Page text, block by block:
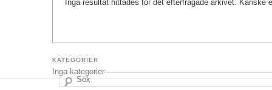
Inga resultat hittades för det efterfrågade arkivet.
KATEGORIER
Inga kategorier